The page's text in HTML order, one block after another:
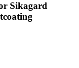
Sikagard